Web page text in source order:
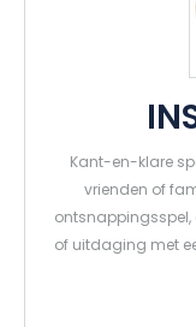
Kant-en-klare
vrienden of
ontsnappingsspel,
of uitdaging met